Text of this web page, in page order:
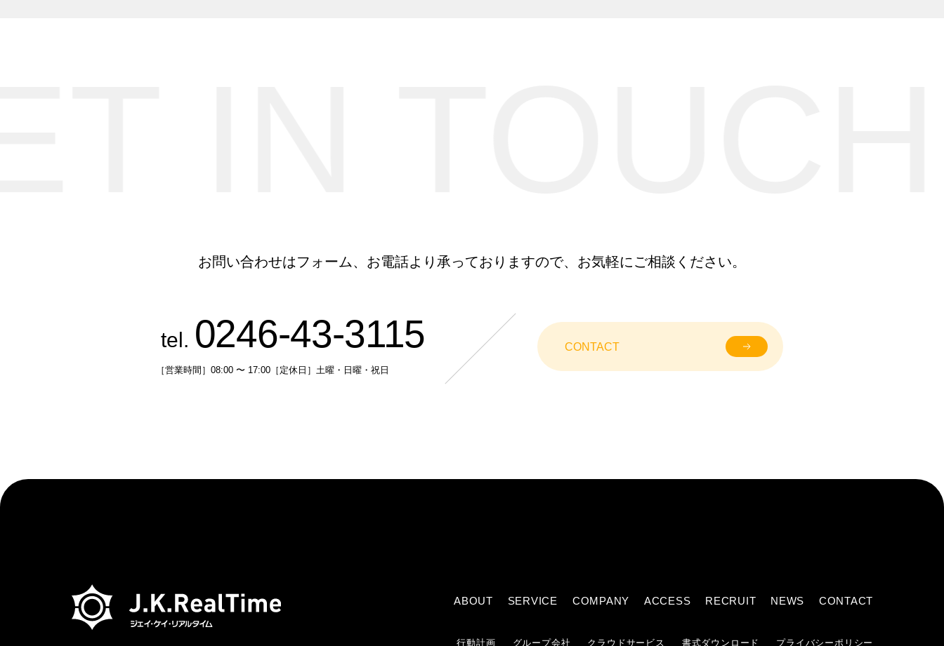
お問い合わせはフォーム、お電話より 承っておりますので、お気軽にご相談ください。
tel. 0246-43-3115
［営業時間］08:00 〜 17:00［定休日］土曜・日曜・祝日
CONTACT
ABOUT SERVICE COMPANY ACCESS RECRUIT NEWS CONTACT
行動計画 グループ会社 クラウドサービス 書式ダウンロード プライバシーポリシー